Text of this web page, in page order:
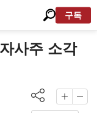
구독
사주 소각